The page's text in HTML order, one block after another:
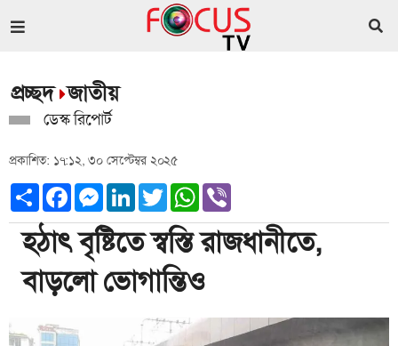
প্রচ্ছদ জাতীয়
ডেস্ক রিপোর্ট
প্রকাশিত: ১৭:১২, ৩০ সেপ্টেম্বর ২০২৫
ShareFacebookMessenger
LinkedInTwitterWhatsApp
হঠাৎ বৃষ্টিতে স্বস্তি রাজধানীতে,
বাড়লো ভোগান্তিও